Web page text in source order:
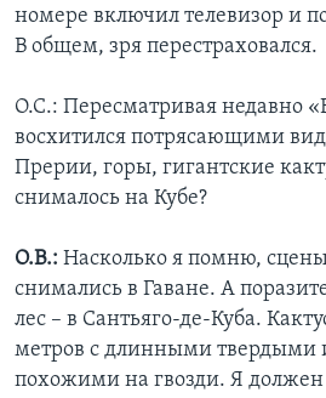
номере включил телевизор и
В общем, зря перестраховался.
О.С.: Пересматривая недавно
восхитился потрясающими
Прерии, горы, гигантские
снималось на Кубе?
О.В.: Насколько я помню,
снимались в Гаване. А
лес – в Сантьяго-де-Куба.
метров с длинными твердыми
похожими на гвозди. Я